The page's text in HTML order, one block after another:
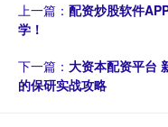
上一篇： 配资炒股软件
学！
下一篇： 大资本配资平台
的保研实战攻略